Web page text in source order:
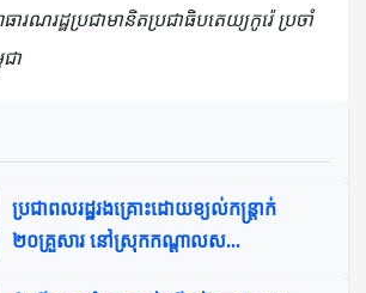
ារណរដ្ឋប្រជាមានិតប្រជាធិបតេយ្យកូរ៉េ ប្រចាំ
ជា
ប្រជាពលរដ្ឋរងគ្រោះដោយខ្យល់កន្ត្រាក់
២០គ្រួសារ នៅស្រុកកណ្ដាលស...